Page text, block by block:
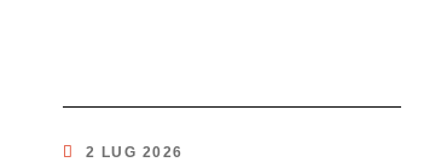
2 LUG 2026